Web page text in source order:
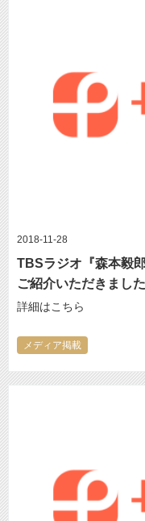
2018-11-28
TBSラジオ『森本毅
ご紹介いただきました
詳細はこちら
メディア掲載